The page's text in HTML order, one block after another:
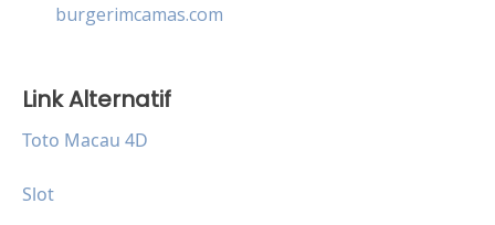
burgerimcamas.com
Link Alternatif
Toto Macau 4D
Slot